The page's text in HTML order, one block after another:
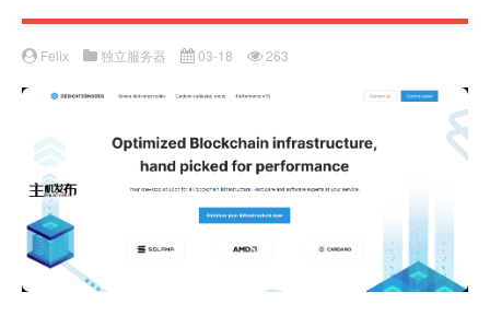
Felix 独立服务器 03-18 263